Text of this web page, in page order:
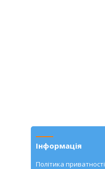
Інформація
Політика приватності